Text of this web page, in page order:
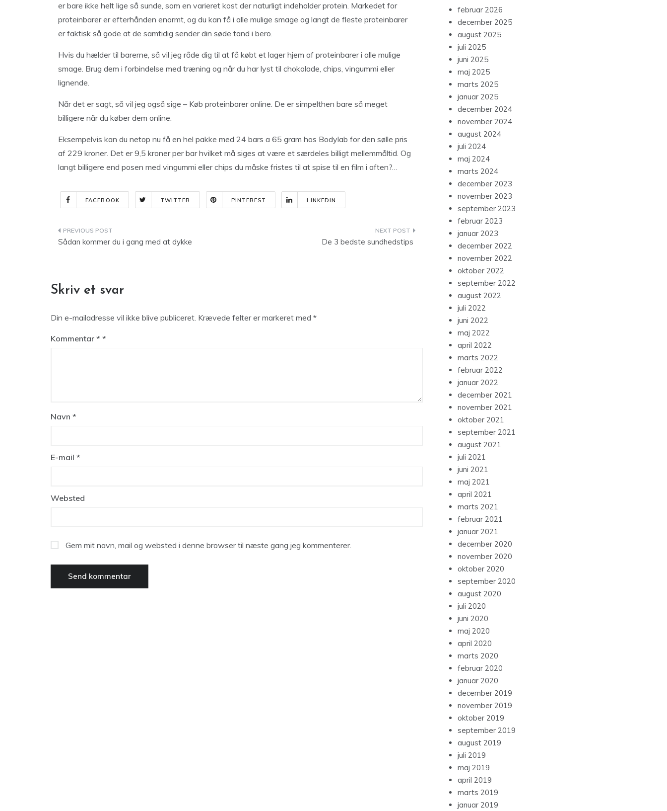
er bare ikke helt lige så sunde, som en varieret kost der naturligt indeholder protein. Markedet for
proteinbarer er efterhånden enormt, og du kan få i alle mulige smage og langt de fleste proteinbarer
er faktisk så gode at de samtidig sender din søde tand i bero.
Hvis du hælder til barerne, så vil jeg råde dig til at få købt et lager hjem af proteinbarer i alle mulige
smage. Brug dem i forbindelse med træning og når du har lyst til chokolade, chips, vingummi eller
lignende.
Når det er sagt, så vil jeg også sige – Køb proteinbarer online. De er simpelthen bare så meget
billigere når du køber dem online.
Eksempelvis kan du netop nu få en hel pakke med 24 bars a 65 gram hos Bodylab for den sølle pris
af 229 kroner. Det er 9,5 kroner per bar hvilket må siges at være et særdeles billigt mellemmåltid. Og
langt billigere end posen med vingummi eller chips du måske fristes til at spise til en film i aften?…
FACEBOOK TWITTER PINTEREST LINKEDIN
Indlægsnavigation
Sådan kommer du i gang med at dykke De 3 bedste sundhedstips
Skriv et svar
Din e-mailadresse vil ikke blive publiceret. Krævede felter er markeret med *
Kommentar *
Navn *
E-mail *
Websted
Gem mit navn, mail og websted i denne browser til næste gang jeg kommenterer.
februar 2026
december 2025
august 2025
juli 2025
juni 2025
maj 2025
marts 2025
januar 2025
december 2024
november 2024
august 2024
juli 2024
maj 2024
marts 2024
december 2023
november 2023
september 2023
februar 2023
januar 2023
december 2022
november 2022
oktober 2022
september 2022
august 2022
juli 2022
juni 2022
maj 2022
april 2022
marts 2022
februar 2022
januar 2022
december 2021
november 2021
oktober 2021
september 2021
august 2021
juli 2021
juni 2021
maj 2021
april 2021
marts 2021
februar 2021
januar 2021
december 2020
november 2020
oktober 2020
september 2020
august 2020
juli 2020
juni 2020
maj 2020
april 2020
marts 2020
februar 2020
januar 2020
december 2019
november 2019
oktober 2019
september 2019
august 2019
juli 2019
maj 2019
april 2019
marts 2019
januar 2019